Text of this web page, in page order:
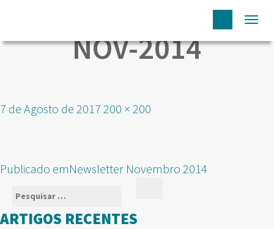
NOV-2014
Publicado
7 de Agosto de 2017 Tamanho
200 × 200
NAVEGAÇÃO
ARTIGOS
Publicado emNewsletter Novembro 2014
Pesquisar
por:
ARTIGOS RECENTES